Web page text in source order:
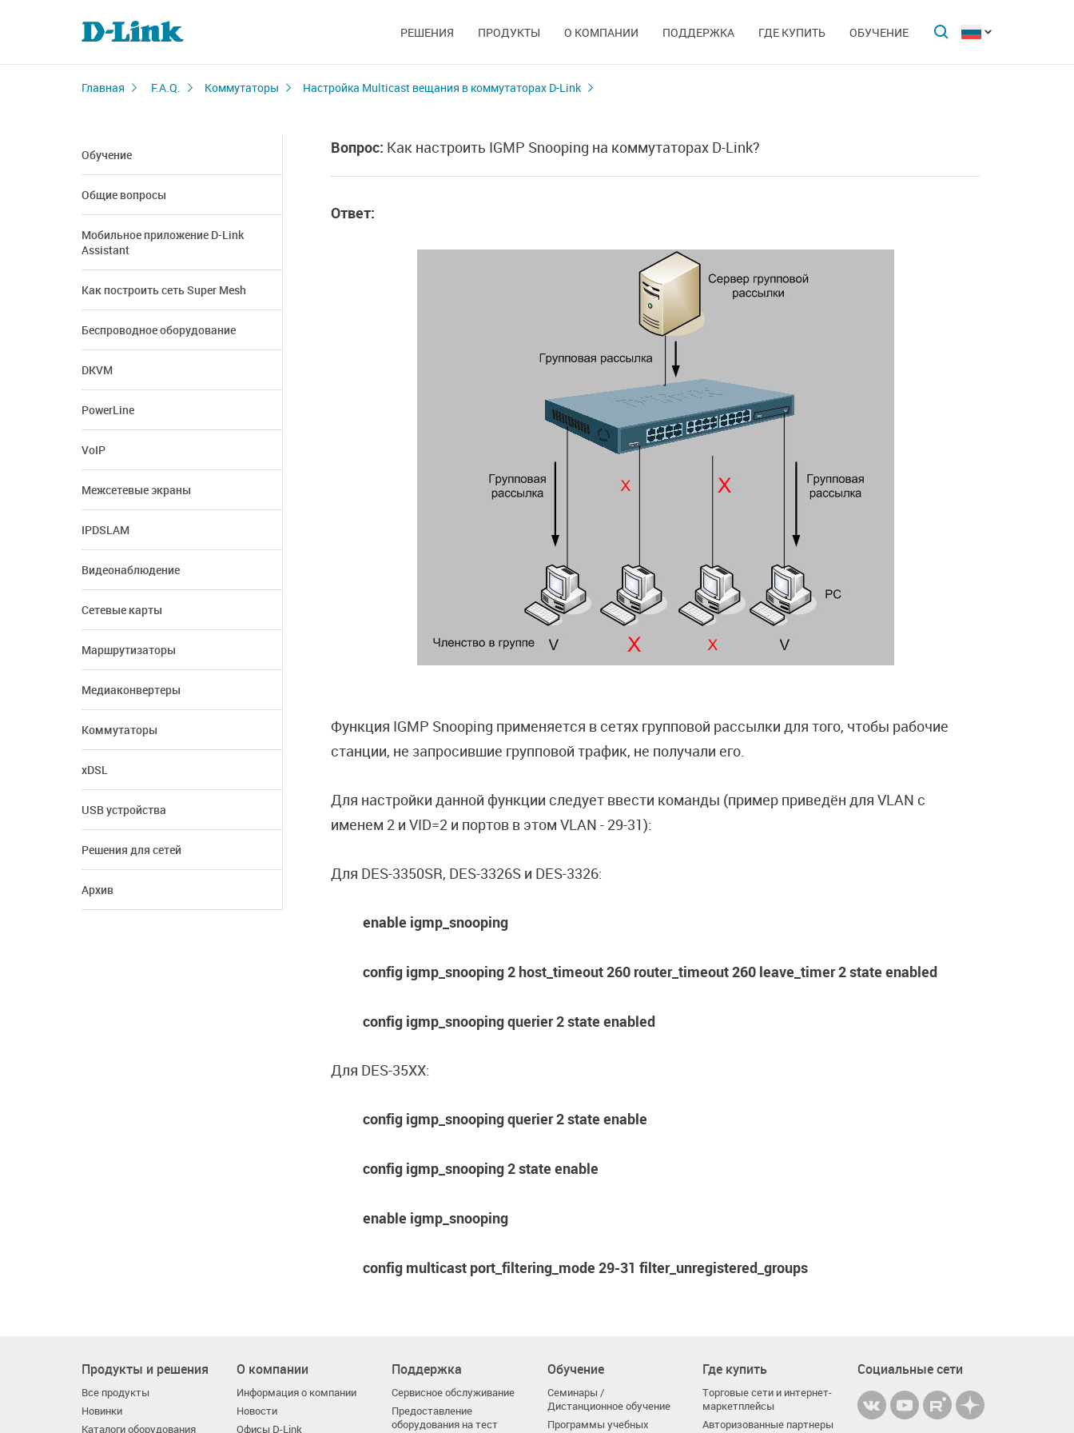
РЕШЕНИЯ ПРОДУКТЫ О КОМПАНИИ ПОДДЕРЖКА ГДЕ КУПИТЬ ОБУЧЕНИЕ
Главная F.A.Q. Коммутаторы Настройка Multicast вещания в коммутаторах D-Link
Обучение
Общие вопросы
Мобильное приложение D-Link
Assistant
Как построить сеть Super Mesh
Беспроводное оборудование
DKVM
PowerLine
VoIP
Межсетевые экраны
IPDSLAM
Видеонаблюдение
Сетевые карты
Маршрутизаторы
Медиаконвертеры
Коммутаторы
xDSL
USB устройства
Решения для сетей
Архив
Вопрос: Как настроить IGMP Snooping на коммутаторах D-Link?
Ответ:
Функция IGMP Snooping применяется в сетях групповой рассылки для того, чтобы рабочие
станции, не запросившие групповой трафик, не получали его.
Для настройки данной функции следует ввести команды (пример приведён для VLAN с
именем 2 и VID=2 и портов в этом VLAN - 29-31):
Для DES-3350SR, DES-3326S и DES-3326:
enable igmp_snooping
config igmp_snooping 2 host_timeout 260 router_timeout 260 leave_timer 2 state enabled
config igmp_snooping querier 2 state enabled
Для DES-35XX:
config igmp_snooping querier 2 state enable
config igmp_snooping 2 state enable
enable igmp_snooping
config multicast port_filtering_mode 29-31 filter_unregistered_groups
Продукты и решения
Все продукты
Новинки
Каталоги оборудования
О компании
Информация о компании
Новости
Офисы D-Link
Поддержка
Сервисное обслуживание
Предоставление
оборудования на тест
Обучение
Семинары /
Дистанционное обучение
Программы учебных
Где купить
Торговые сети и интернет-
маркетплейсы
Авторизованные партнеры
Социальные сети